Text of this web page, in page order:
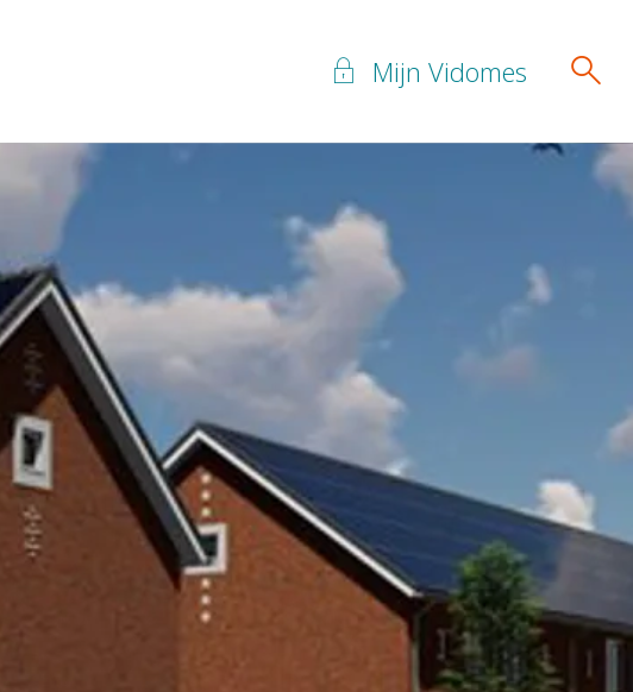
Mijn Vidomes